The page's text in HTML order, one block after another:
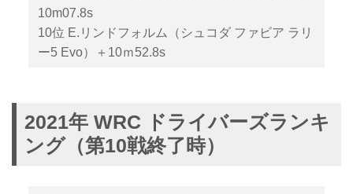
10m07.8s
10位 E.リンドフォルム（シュコダ ファビア ラリ
ー5 Evo）＋10ｍ52.8s
2021年 WRC ドライバーズランキ
ング（第10戦終了時）